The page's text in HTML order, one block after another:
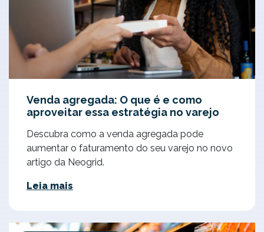
Venda agregada: O que é e como
aproveitar essa estratégia no varejo
Descubra como a venda agregada pode
aumentar o faturamento do seu varejo no novo
artigo da Neogrid.
Leia mais